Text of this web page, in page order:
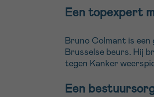
Een topexpert
Bruno Colmant is
Brusselse beurs. Hij
tegen Kanker
Een